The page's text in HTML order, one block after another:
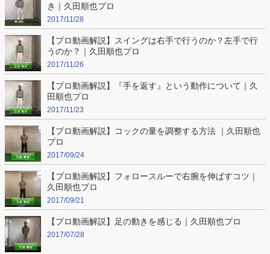
き｜久田順也プロ
2017/11/28
【プロ動画解説】スイングは右手で行うのか？左手で行
うのか？｜久田順也プロ
2017/11/26
【プロ動画解説】『手を返す』という動作について｜久
田順也プロ
2017/11/23
【プロ動画解説】コックの量を調整する方法 ｜久田順也
プロ
2017/09/24
【プロ動画解説】フォロースルーで右腕を伸ばすコツ｜
久田順也プロ
2017/09/21
【プロ動画解説】足の動きを感じる｜久田順也プロ
2017/07/28